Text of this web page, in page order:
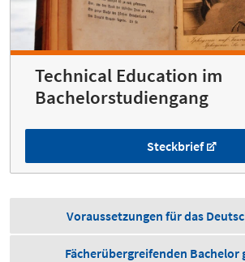
Technical Education im
Bachelorstudiengang
Steckbrief
Voraussetzungen für das
Fächerübergreifenden Bachelor